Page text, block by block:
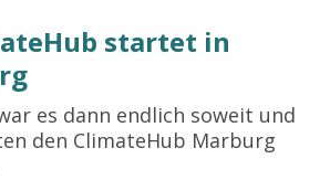
startet in
es dann endlich soweit und
den ClimateHub Marburg